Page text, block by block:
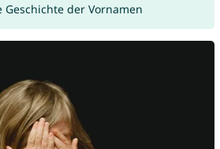
Geschichte der Vornamen